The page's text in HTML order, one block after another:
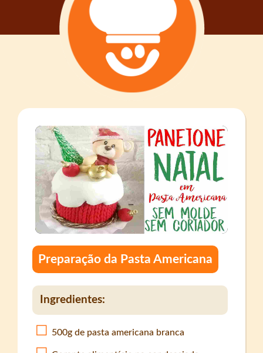
Preparação da Pasta Americana
Ingredientes:
500g de pasta americana branca